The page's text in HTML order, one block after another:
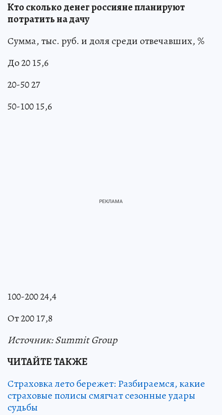
Кто сколько денег россияне планируют
потратить на дачу
Сумма, тыс. руб. и доля среди отвечавших, %
До 20 15,6
20-50 27
50-100 15,6
100-200 24,4
От 200 17,8
Источник: Summit Group
ЧИТАЙТЕ ТАКЖЕ
Страховка лето бережет: Разбираемся, какие
страховые полисы смягчат сезонные удары
судьбы